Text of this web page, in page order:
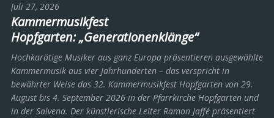
Juli 27, 2026
Kammermusikfest
Hopfgarten: „Generationenklänge“
Hochkarätige Musiker aus ganz Europa präsentieren ausgewählte
Kammermusik aus vier Jahrhunderten – das verspricht in
bewährter Weise das 32. Kammermusikfest Hopfgarten von 29.
August bis 4. September 2026 in der Pfarrkirche Hopfgarten und
in der Salvena. Der künstlerische Leiter Ramon Jaffé präsentiert